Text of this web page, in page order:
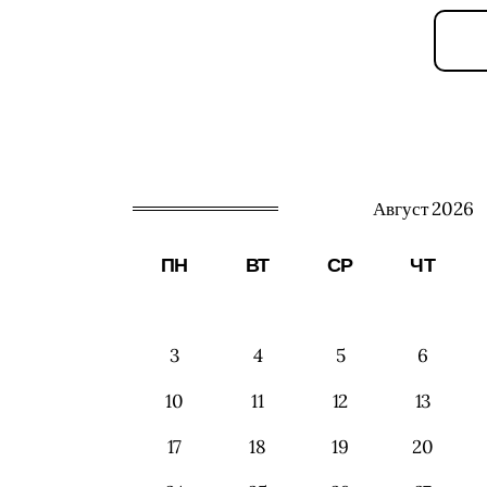
Август 2026
ПН ВТ СР ЧТ
3
4 5 6
10
11 12 13
17
18 19 20